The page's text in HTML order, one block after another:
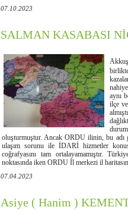
07.10.2023
SALMAN KASABASI
aynı
ilçe
oluşturmuştur. Ancak ORDU ilinin, bu
ulaşım sorunu ile İDARİ hizmetler
coğrafyasını tam ortalayamamıştır.
noktasında iken ORDU İl merkezi il
07.04.2023
Asiye ( Hanim )